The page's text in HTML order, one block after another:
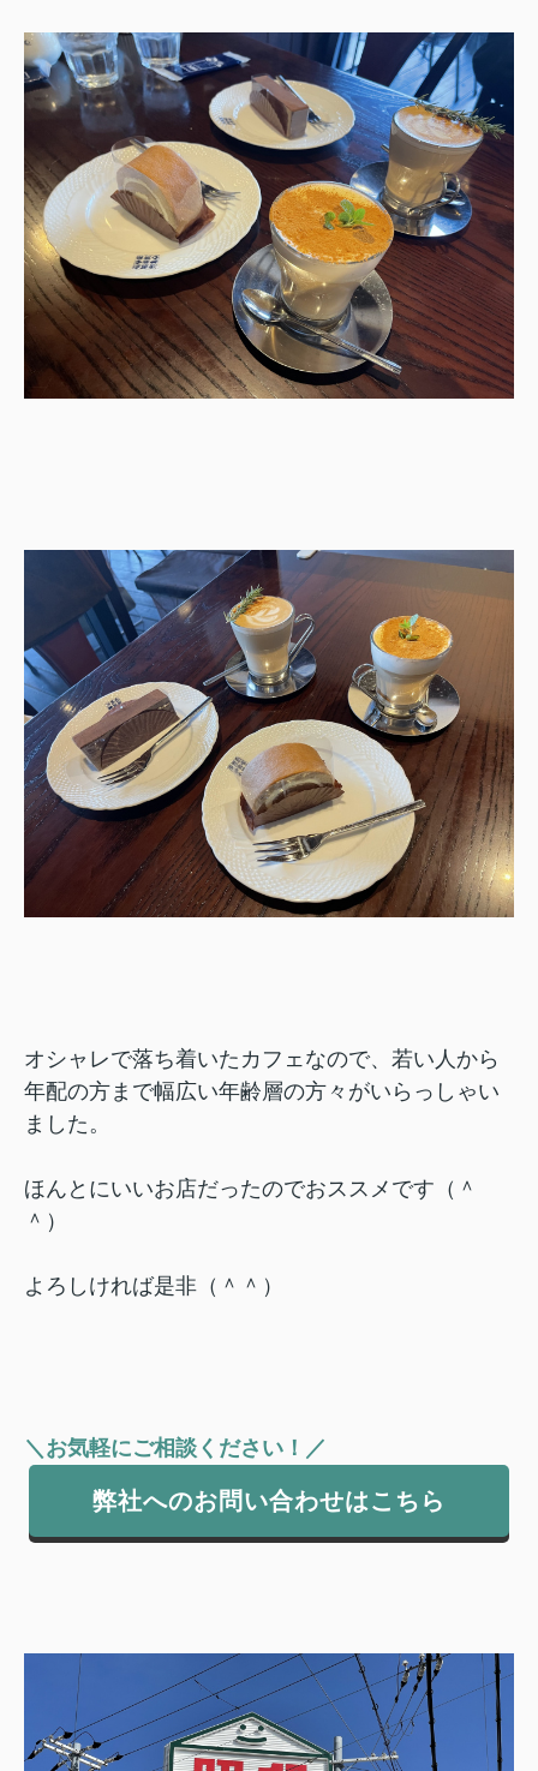
オシャレで落ち着いたカフェなので、若い人から
年配の方まで幅広い年齢層の方々がいらっしゃい
ました。
ほんとにいいお店だったのでおススメです（＾
＾）
よろしければ是非（＾＾）
＼お気軽にご相談ください！／
弊社へのお問い合わせはこちら